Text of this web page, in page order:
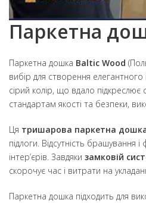
Паркетна
Паркетна дошка Baltic Wood
вибір для створення
сірий колір, що вдало підкреслює
стандартам якості та безпеки,
Ця тришарова паркетна
підлоги. Відсутність брашування
інтер’єрів. Завдяки замковій
скорочує час і витрати на
Паркетна дошка підходить для